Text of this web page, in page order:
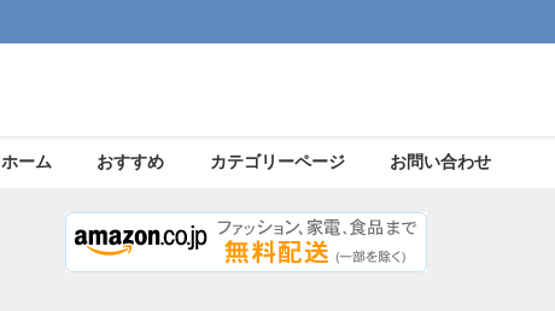
ホーム おすすめ カテゴリーページ お問い合わせ